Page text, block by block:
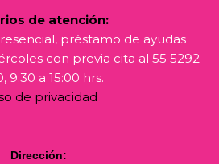
de atención:
préstamo de ayudas
con previa cita al 55 5292
9:30 a 15:00 hrs.
de privacidad
Dirección: